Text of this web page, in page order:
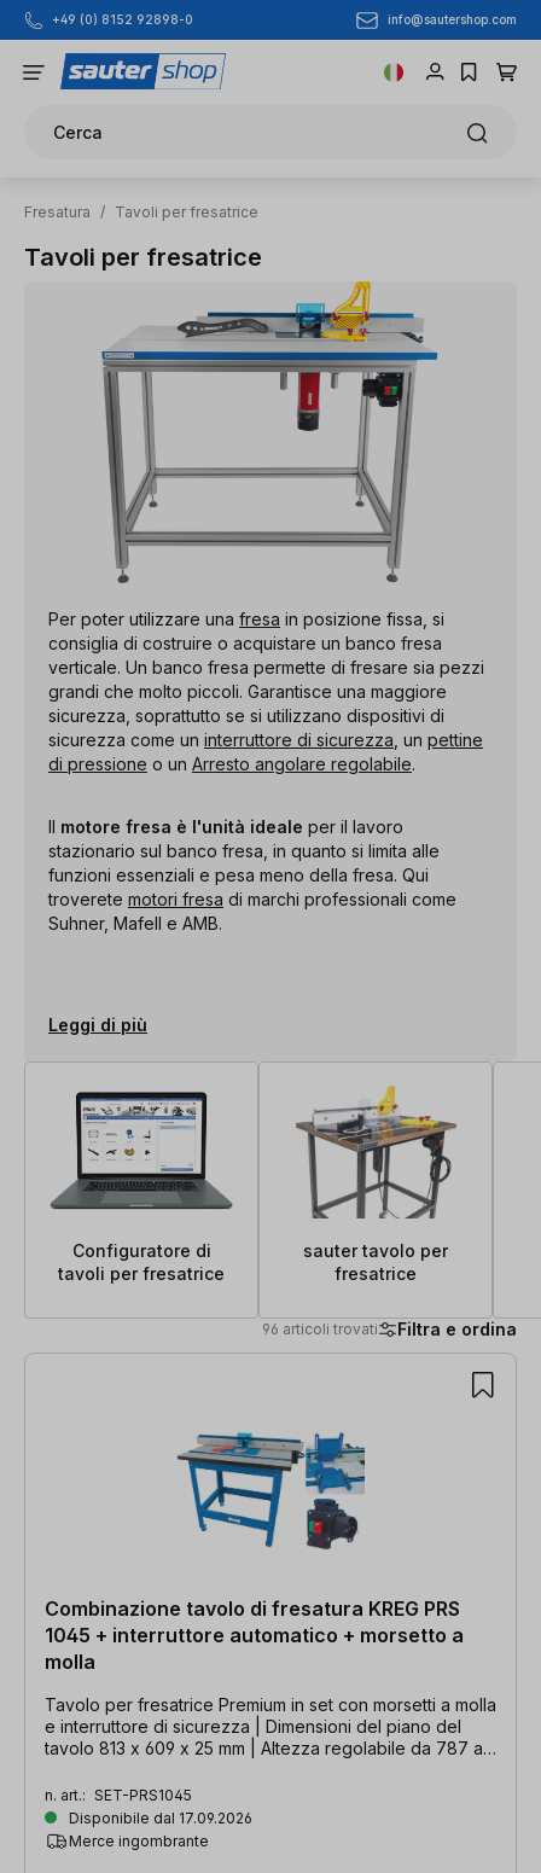
Passa al contenuto principale
+49 (0) 8152 92898-0 info@sautershop.com
Cerca
Fresatura / Tavoli per fresatrice
Tavoli per fresatrice
Per poter utilizzare una fresa in posizione fissa, si
consiglia di costruire o acquistare un banco fresa
verticale. Un banco fresa permette di fresare sia pezzi
grandi che molto piccoli. Garantisce una maggiore
sicurezza, soprattutto se si utilizzano dispositivi di
sicurezza come un interruttore di sicurezza , un pettine
di pressione o un Arresto angolare regolabile.
Il motore fresa è l'unità ideale per il lavoro
stazionario sul banco fresa, in quanto si limita alle
funzioni essenziali e pesa meno della fresa. Qui
troverete motori fresa di marchi professionali come
Suhner, Mafell e AMB.
Leggi di più
Configuratore di
tavoli per fresatrice
sauter tavolo per
fresatrice
96 articoli trovati Filtra e ordina
96 articoli trovati
Combinazione tavolo di fresatura KREG PRS
1045 + interruttore automatico + morsetto a
molla
Tavolo per fresatrice Premium in set con morsetti a molla
e interruttore di sicurezza | Dimensioni del piano del
tavolo 813 x 609 x 25 mm | Altezza regolabile da 787 a
n. art.: SET-PRS1045
Disponibile dal 17.09.2026
Merce ingombrante